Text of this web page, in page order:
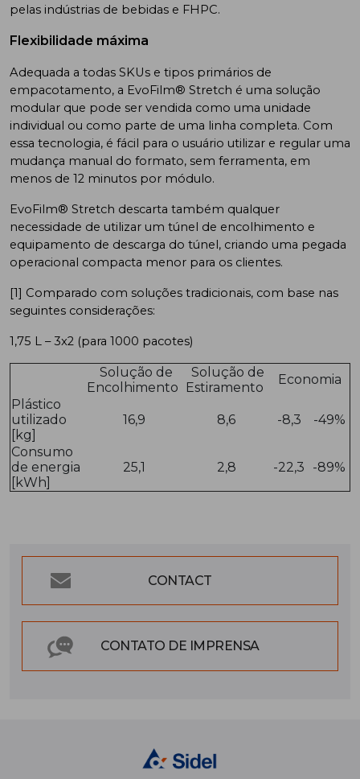
pelas indústrias de bebidas e FHPC.
Flexibilidade máxima
Adequada a todas SKUs e tipos primários de
empacotamento, a EvoFilm® Stretch é uma solução
modular que pode ser vendida como uma unidade
individual ou como parte de uma linha completa. Com
essa tecnologia, é fácil para o usuário utilizar e regular uma
mudança manual do formato, sem ferramenta, em
menos de 12 minutos por módulo.
EvoFilm® Stretch descarta também qualquer
necessidade de utilizar um túnel de encolhimento e
equipamento de descarga do túnel, criando uma pegada
operacional compacta menor para os clientes.
[1] Comparado com soluções tradicionais, com base nas
seguintes considerações:
1,75 L – 3x2 (para 1000 pacotes)
Solução de
Encolhimento
Solução de
Estiramento
Economia
Plástico
utilizado
[kg]
16,9 8,6 -8,3 -49%
Consumo
de energia
[kWh]
25,1 2,8 -22,3 -89%
CONTACT
CONTATO DE IMPRENSA